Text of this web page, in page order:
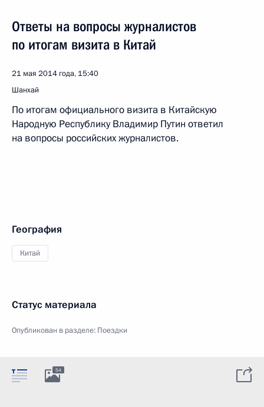
Ответы на вопросы журналистов
по итогам визита в Китай
21 мая 2014 года, 15:40
Шанхай
По итогам официального визита в Китайскую
Народную Республику Владимир Путин ответил
на вопросы российских журналистов.
География
Китай
Статус материала
Опубликован в разделе: Поездки
54